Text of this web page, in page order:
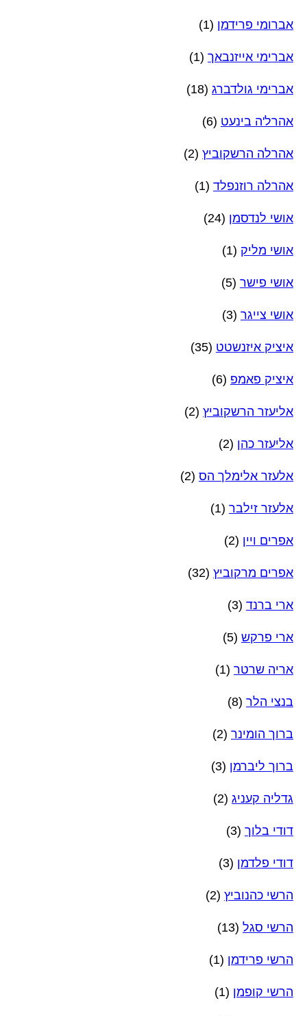
אברומי פרידמן (1)
אברימי אייזנבאך (1)
אברימי גולדברג (18)
אהרל'ה בינעט (6)
אהרלה הרשקוביץ (2)
אהרלה רוזנפלד (1)
אושי לנדסמן (24)
אושי מליק (1)
אושי פישר (5)
אושי צייגר (3)
איציק איזנשטט (35)
איציק פאמפ (6)
אליעזר הרשקוביץ (2)
אליעזר כהן (2)
אלעזר אלימלך הס (2)
אלעזר זילבר (1)
אפרים ויין (2)
אפרים מרקוביץ (32)
ארי ברנד (3)
ארי פרקש (5)
אריה שרטר (1)
בנצי הלר (8)
ברוך הומינר (2)
ברוך ליברמן (3)
גדליה קעניג (2)
דודי בלוך (3)
דודי פלדמן (3)
הרשי כהנוביץ (2)
הרשי סגל (13)
הרשי פרידמן (1)
הרשי קופמן (1)